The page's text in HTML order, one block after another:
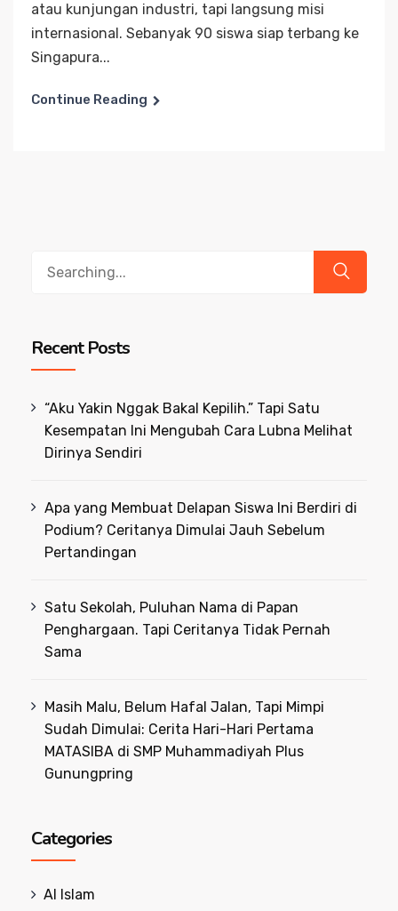
atau kunjungan industri, tapi langsung misi
internasional. Sebanyak 90 siswa siap terbang ke
Singapura...
Continue Reading
Recent Posts
“Aku Yakin Nggak Bakal Kepilih.” Tapi Satu
Kesempatan Ini Mengubah Cara Lubna Melihat
Dirinya Sendiri
Apa yang Membuat Delapan Siswa Ini Berdiri di
Podium? Ceritanya Dimulai Jauh Sebelum
Pertandingan
Satu Sekolah, Puluhan Nama di Papan
Penghargaan. Tapi Ceritanya Tidak Pernah
Sama
Masih Malu, Belum Hafal Jalan, Tapi Mimpi
Sudah Dimulai: Cerita Hari-Hari Pertama
MATASIBA di SMP Muhammadiyah Plus
Gunungpring
Categories
Al Islam